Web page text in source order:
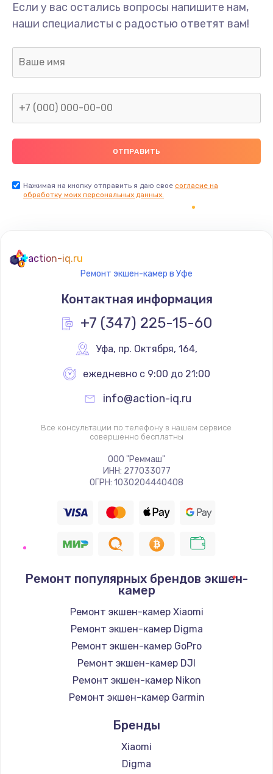
Замена/Pемонт карбюратора
1300 руб.
Заказать
Ремонт капиллярной трубки
400 руб.
Заказать
Замена термостата
1200 руб.
Заказать
Замена реле
700 руб.
Заказать
Замена ТЭНа
Заказать
Замена шнура
Заказать
Замена / ремонт электронного модуля
управления
600 руб.
Заказать
Замена конфорки
Замена платы сенсора
Если у вас остались вопросы напишите нам,
наши специалисты с радостью ответят вам!
Нажимая на кнопку отправить я даю свое согласие на
обработку моих персональных данных.
action-iq.ru
Ремонт экшен-камер в Уфе
Контактная информация
+7 (347) 225-15-60
Уфа, пр. Октября, 164,
ежедневно с 9:00 до 21:00
info@action-iq.ru
Все консультации по телефону в нашем сервисе
совершенно бесплатны
ООО "Реммаш"
ИНН: 277033077
ОГРН: 1030204440408
Ремонт популярных брендов экшен-
камер
Ремонт экшен-камер Xiaomi
Ремонт экшен-камер Digma
Ремонт экшен-камер GoPro
Ремонт экшен-камер DJI
Ремонт экшен-камер Nikon
Ремонт экшен-камер Garmin
Бренды
Xiaomi
Digma